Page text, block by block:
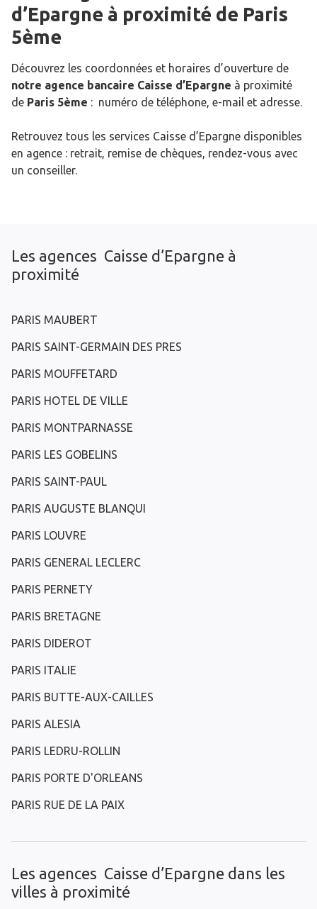
d’Epargne à proximité de Paris
5ème
Découvrez les coordonnées et horaires d’ouverture de
notre agence bancaire Caisse d’Epargne à proximité
de Paris 5ème : numéro de téléphone, e-mail et adresse.
Retrouvez tous les services Caisse d’Epargne disponibles
en agence : retrait, remise de chèques, rendez-vous avec
un conseiller.
Les agences Caisse d’Epargne à
proximité
PARIS MAUBERT
PARIS SAINT-GERMAIN DES PRES
PARIS MOUFFETARD
PARIS HOTEL DE VILLE
PARIS MONTPARNASSE
PARIS LES GOBELINS
PARIS SAINT-PAUL
PARIS AUGUSTE BLANQUI
PARIS LOUVRE
PARIS GENERAL LECLERC
PARIS PERNETY
PARIS BRETAGNE
PARIS DIDEROT
PARIS ITALIE
PARIS BUTTE-AUX-CAILLES
PARIS ALESIA
PARIS LEDRU-ROLLIN
PARIS PORTE D'ORLEANS
PARIS RUE DE LA PAIX
Les agences Caisse d’Epargne dans les
villes à proximité